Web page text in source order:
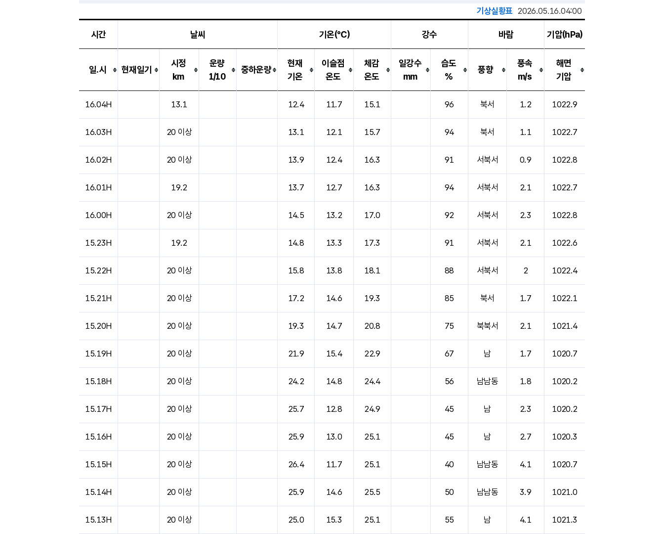
기상실황표 2026.05.16.04:00
시간 날씨 기온(℃) 강수 바람 기압(hPa)
일.시 현재일기
시정
km
운량
1/10
중하운량
현재
기온
이슬점
온도
체감
온도
일강수
mm
습도
%
풍향
풍속
m/s
해면
기압
16.04H 13.1 12.4 11.7 15.1 96 북서 1.2 1022.9
16.03H 20 이상 13.1 12.1 15.7 94 북서 1.1 1022.7
16.02H 20 이상 13.9 12.4 16.3 91 서북서 0.9 1022.8
16.01H 19.2 13.7 12.7 16.3 94 서북서 2.1 1022.7
16.00H 20 이상 14.5 13.2 17.0 92 서북서 2.3 1022.8
15.23H 19.2 14.8 13.3 17.3 91 서북서 2.1 1022.6
15.22H 20 이상 15.8 13.8 18.1 88 서북서 2 1022.4
15.21H 20 이상 17.2 14.6 19.3 85 북서 1.7 1022.1
15.20H 20 이상 19.3 14.7 20.8 75 북북서 2.1 1021.4
15.19H 20 이상 21.9 15.4 22.9 67 남 1.7 1020.7
15.18H 20 이상 24.2 14.8 24.4 56 남남동 1.8 1020.2
15.17H 20 이상 25.7 12.8 24.9 45 남 2.3 1020.2
15.16H 20 이상 25.9 13.0 25.1 45 남 2.7 1020.3
15.15H 20 이상 26.4 11.7 25.1 40 남남동 4.1 1020.7
15.14H 20 이상 25.9 14.6 25.5 50 남남동 3.9 1021.0
15.13H 20 이상 25.0 15.3 25.1 55 남 4.1 1021.3